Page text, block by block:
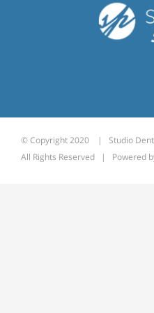
© Copyright 2020 | Studio
All Rights Reserved | Powered